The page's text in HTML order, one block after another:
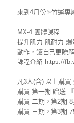
來到4月份✨竹運專
MX-4 團體課程
提升肌力.肌耐力.
動作，讓自己更瞭
課程介紹 https://
凡3人(含) 以上購買
購買 第一期 贈送
購買 二期，第2期
購買 三期，第3期